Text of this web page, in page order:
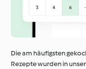
Die am häufigsten
Rezepte wurden in